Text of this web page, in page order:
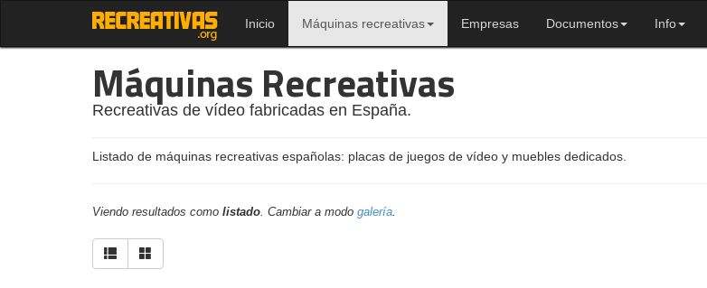
Inicio Máquinas recreativas Empresas Documentos Info
Máquinas Recreativas
Recreativas de vídeo fabricadas en España.
Listado de máquinas recreativas españolas: placas de juegos de vídeo y muebles dedicados.
Viendo resultados como listado. Cambiar a modo galería.